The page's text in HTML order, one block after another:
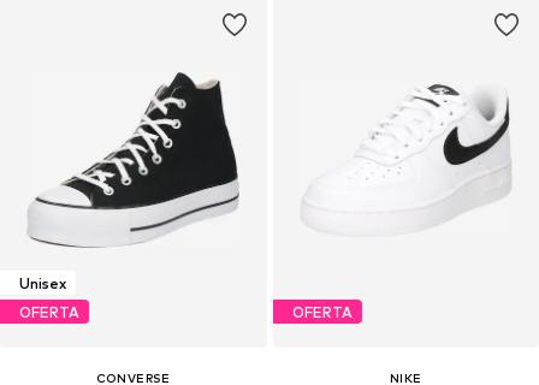
Unisex
OFERTA
CONVERSE
OFERTA
NIKE